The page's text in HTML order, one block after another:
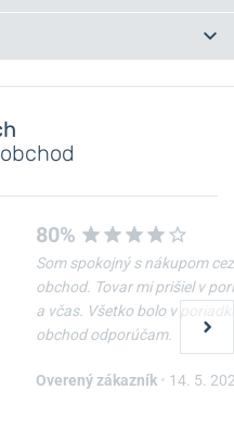
nám komentár
dotaz
-10%
Nôž Victorinox Spartan
80%
Som spokojný s nákupom cez
obchod. Tovar mi prišiel v
a včas. Všetko bolo v
obchod odporúčam.
Overený zákazník • 14. 5.